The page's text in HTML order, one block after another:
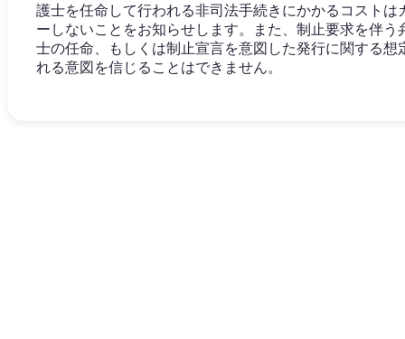
護士を任命して行われる非司法手続きにかかるコストは
ーしないことをお知らせします。また、制止要求を伴う
士の任命、もしくは制止宣言を意図した発行に関する想
れる意図を信じることはできません。